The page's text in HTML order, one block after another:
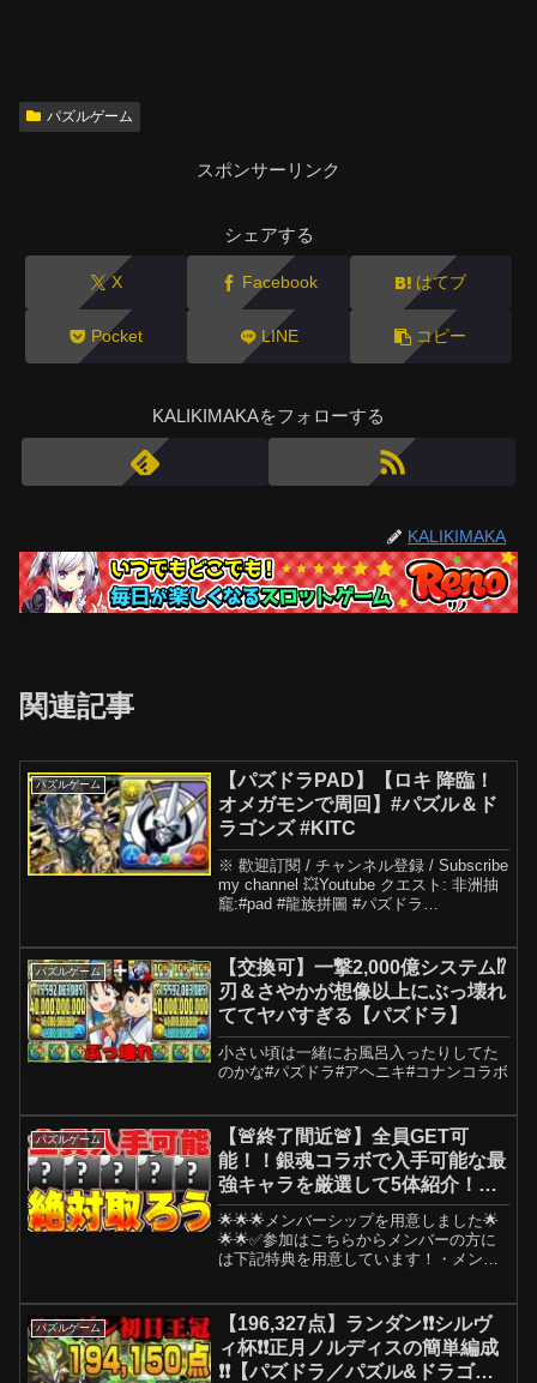
パズルゲーム
スポンサーリンク
シェアする
X Facebook はてブ
Pocket LINE コピー
KALIKIMAKAをフォローする
KALIKIMAKA
関連記事
パズルゲーム
【パズドラPAD】【ロキ 降臨！
オメガモンで周回】#パズル＆ド
ラゴンズ #KITC
※ 歡迎訂閱 / チャンネル登録 / Subscribe
my channel 💥Youtube クエスト: 非洲抽
竉:#pad #龍族拼圖 #パズドラ
パズルゲーム
【交換可】一撃2,000億システム⁉︎
刃＆さやかが想像以上にぶっ壊れ
ててヤバすぎる【パズドラ】
小さい頃は一緒にお風呂入ったりしてた
のかな#パズドラ#アヘニキ#コナンコラボ
パズルゲーム
【🚨終了間近🚨】全員GET可
能！！銀魂コラボで入手可能な最
強キャラを厳選して5体紹介！！
【パズドラ実況】＃パズドラ ＃
銀魂
🌟🌟🌟メンバーシップを用意しました🌟
🌟🌟✅参加はこちらからメンバーの方に
は下記特典を用意しています！・メンバ
ネルのような他ゲー実況や実写動画投
稿・メンバー限定で行う...
パズルゲーム
【196,327点】ランダン❗️❗️シルヴ
ィ杯❗️❗️正月ノルディスの簡単編成
❗️❗️【パズドラ／パズル&ドラゴン